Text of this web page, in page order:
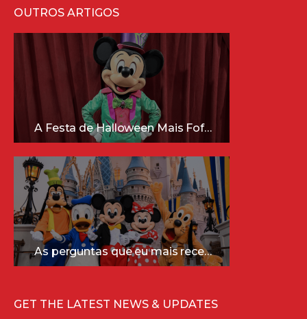
OUTROS ARTIGOS
A Festa de Halloween Mais Fofa da Disney Está Chegando!
As perguntas que eu mais recebo sobre a Disney (e as respostas mais sinceras!)
GET THE LATEST NEWS & UPDATES